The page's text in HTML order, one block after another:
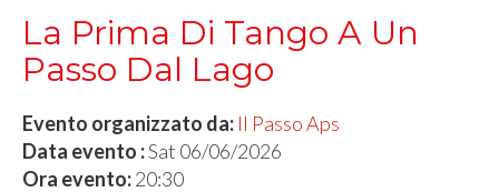
La Prima Di Tango A Un
Passo Dal Lago
Evento organizzato da: Il Passo Aps
Data evento :Sat 06/06/2026
Ora evento:20:30